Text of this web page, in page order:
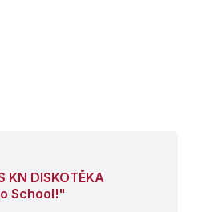
KN DISKOTĒKA
School!"